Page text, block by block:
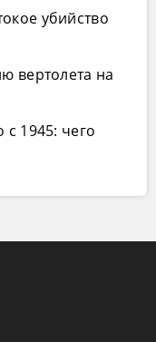
убийство
вертолета на
1945: чего